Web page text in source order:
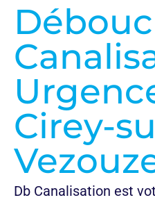
Cirey-
Db Canalisation est